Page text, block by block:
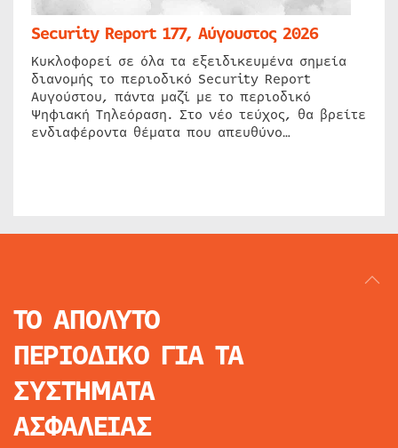
Security Report 177, Αύγουστος 2026
Κυκλοφορεί σε όλα τα εξειδικευμένα σημεία
διανομής το περιοδικό Security Report
Αυγούστου, πάντα μαζί με το περιοδικό
Ψηφιακή Τηλεόραση. Στο νέο τεύχος, θα βρείτε
ενδιαφέροντα θέματα που απευθύνο…
ΤΟ ΑΠΟΛΥΤΟ
ΠΕΡΙΟΔΙΚΟ ΓΙΑ ΤΑ
ΣΥΣΤΗΜΑΤΑ
ΑΣΦΑΛΕΙΑΣ